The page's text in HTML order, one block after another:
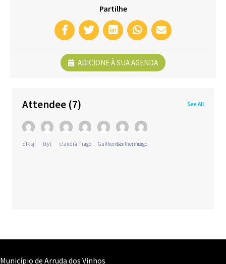
Partilhe
ADICIONE À SUA AGENDA
Attendee (7) See All
dfksj ttyt claudia Tiago GuilhermeGuilhermeTiago
Município de Arruda dos Vinhos